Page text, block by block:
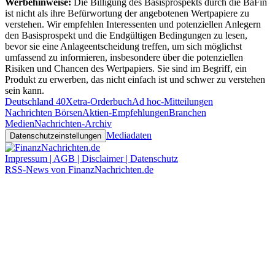
ist nicht als ihre Befürwortung der angebotenen Wertpapiere zu
verstehen. Wir empfehlen Interessenten und potenziellen Anlegern
den Basisprospekt und die Endgültigen Bedingungen zu lesen,
bevor sie eine Anlageentscheidung treffen, um sich möglichst
umfassend zu informieren, insbesondere über die potenziellen
Risiken und Chancen des Wertpapiers. Sie sind im Begriff, ein
Produkt zu erwerben, das nicht einfach ist und schwer zu verstehen
sein kann.
Deutschland 40Xetra-OrderbuchAd hoc-Mitteilungen
Nachrichten BörsenAktien-EmpfehlungenBranchen
MedienNachrichten-Archiv
Datenschutzeinstellungen Mediadaten
Impressum | AGB | Disclaimer | Datenschutz
RSS-News von FinanzNachrichten.de